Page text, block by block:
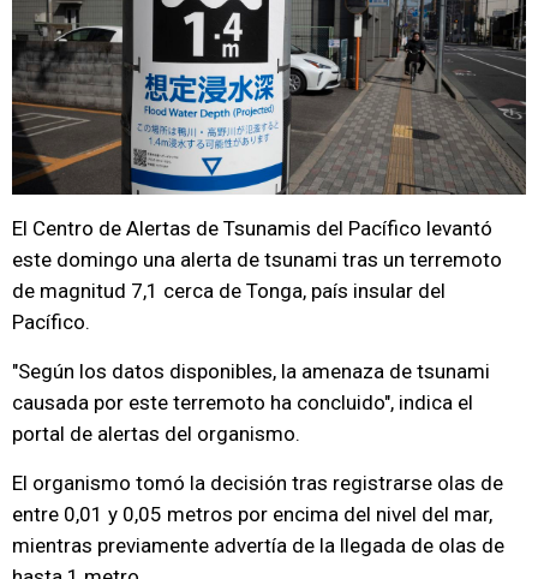
El Centro de Alertas de Tsunamis del Pacífico levantó
este domingo una alerta de tsunami tras un terremoto
de magnitud 7,1 cerca de Tonga, país insular del
Pacífico.
"Según los datos disponibles, la amenaza de tsunami
causada por este terremoto ha concluido", indica el
portal de alertas del organismo.
El organismo tomó la decisión tras registrarse olas de
entre 0,01 y 0,05 metros por encima del nivel del mar,
mientras previamente advertía de la llegada de olas de